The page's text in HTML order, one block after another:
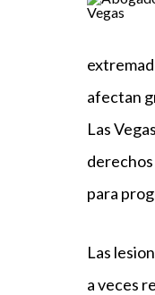
afectan
Las
para
Las
a veces